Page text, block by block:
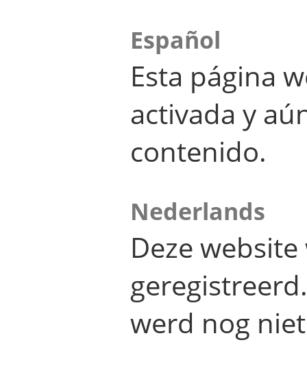
Español
Esta página
activada y
contenido.
Nederlands
Deze
werd nog